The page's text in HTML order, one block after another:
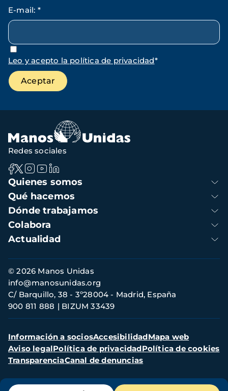
E-mail: *
Leo y acepto la política de privacidad*
Navegación
principal
Quienes somos
Qué hacemos
Dónde trabajamos
Colabora
Actualidad
Redes sociales
Información
de
contacto
© 2026 Manos Unidas
C/ Barquillo, 38 - 3º28004 - Madrid, España
900 811 888
BIZUM 33439
info@manosunidas.org
Menú
secundario
Información a sociosAccesibilidadMapa web
Aviso legalPolítica de privacidadPolítica de cookies
TransparenciaCanal de denuncias